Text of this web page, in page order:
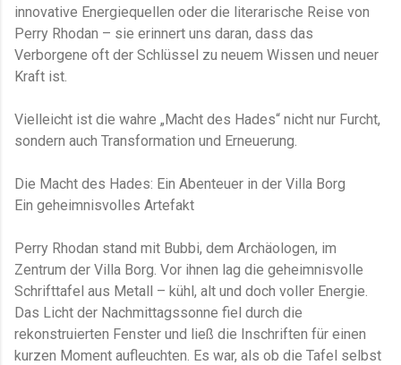
innovative Energiequellen oder die literarische Reise von
Perry Rhodan – sie erinnert uns daran, dass das
Verborgene oft der Schlüssel zu neuem Wissen und neuer
Kraft ist.
Vielleicht ist die wahre „Macht des Hades“ nicht nur Furcht,
sondern auch Transformation und Erneuerung.
Die Macht des Hades: Ein Abenteuer in der Villa Borg
Ein geheimnisvolles Artefakt
Perry Rhodan stand mit Bubbi, dem Archäologen, im
Zentrum der Villa Borg. Vor ihnen lag die geheimnisvolle
Schrifttafel aus Metall – kühl, alt und doch voller Energie.
Das Licht der Nachmittagssonne fiel durch die
rekonstruierten Fenster und ließ die Inschriften für einen
kurzen Moment aufleuchten. Es war, als ob die Tafel selbst